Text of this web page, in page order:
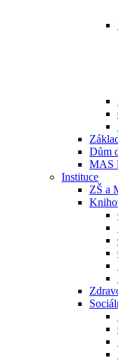
Dům
MAS
Instituce
ZŠ a